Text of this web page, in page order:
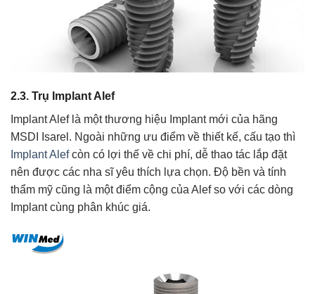
2.3. Trụ Implant Alef
Implant Alef là một thương hiệu Implant mới của hãng
MSDI Isarel. Ngoài những ưu điểm về thiết kế, cấu tạo thì
Implant Alefcòn có lợi thế về chi phí, dễ thao tác lắp đặt
nên được các nha sĩ yêu thích lựa chọn. Độ bền và tính
thẩm mỹ cũng là một điểm cộng của Alef so với các dòng
Implant cùng phân khúc giá.